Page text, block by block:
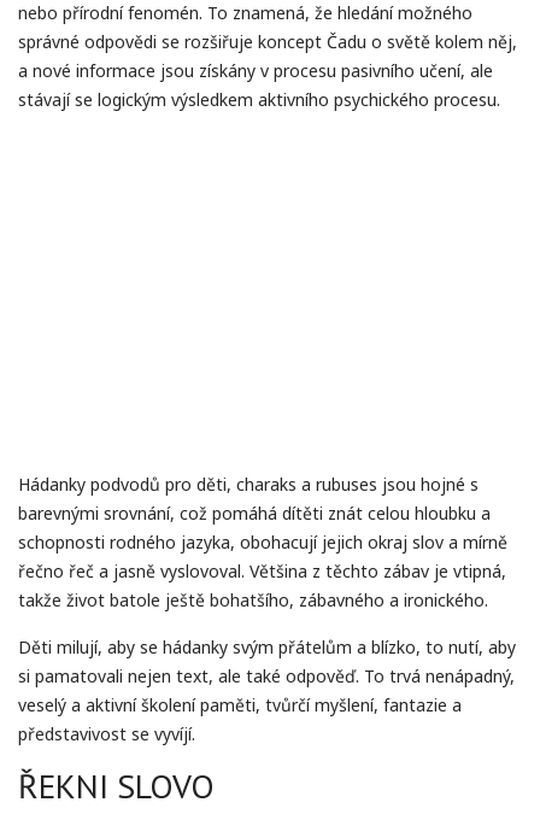
nebo přírodní fenomén. To znamená, že hledání možného
správné odpovědi se rozšiřuje koncept Čadu o světě kolem něj,
a nové informace jsou získány v procesu pasivního učení, ale
stávají se logickým výsledkem aktivního psychického procesu.
Hádanky podvodů pro děti, charaks a rubuses jsou hojné s
barevnými srovnání, což pomáhá dítěti znát celou hloubku a
schopnosti rodného jazyka, obohacují jejich okraj slov a mírně
řečno řeč a jasně vyslovoval. Většina z těchto zábav je vtipná,
takže život batole ještě bohatšího, zábavného a ironického.
Děti milují, aby se hádanky svým přátelům a blízko, to nutí, aby
si pamatovali nejen text, ale také odpověď. To trvá nenápadný,
veselý a aktivní školení paměti, tvůrčí myšlení, fantazie a
představivost se vyvíjí.
ŘEKNI SLOVO